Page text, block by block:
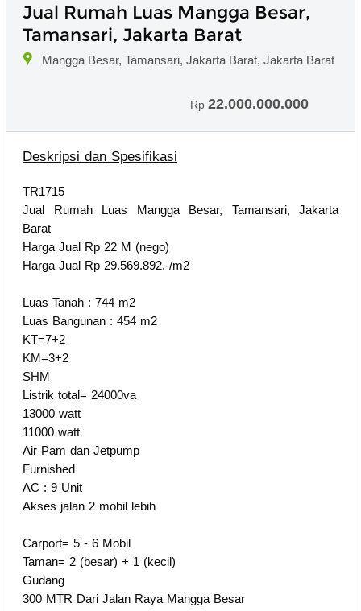
Jual Rumah Luas Mangga Besar,
Tamansari, Jakarta Barat
Mangga Besar, Tamansari, Jakarta Barat, Jakarta Barat
Rp 22.000.000.000
Deskripsi dan Spesifikasi
TR1715
Jual Rumah Luas Mangga Besar, Tamansari, Jakarta
Barat
Harga Jual Rp 22 M (nego)
Harga Jual Rp 29.569.892.-/m2
Luas Tanah : 744 m2
Luas Bangunan : 454 m2
KT=7+2
KM=3+2
SHM
Listrik total= 24000va
13000 watt
11000 watt
Air Pam dan Jetpump
Furnished
AC : 9 Unit
Akses jalan 2 mobil lebih
Carport= 5 - 6 Mobil
Taman= 2 (besar) + 1 (kecil)
Gudang
300 MTR Dari Jalan Raya Mangga Besar